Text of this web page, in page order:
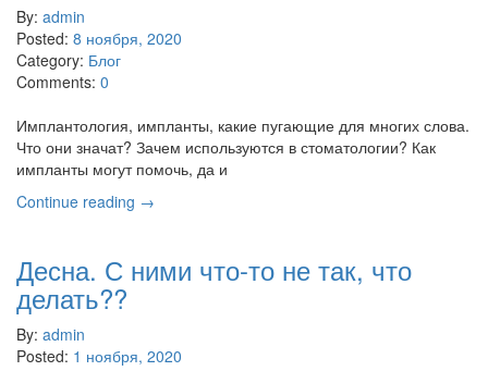
By: admin
Posted: 8 ноября, 2020
Category: Блог
Comments: 0
Имплантология, импланты, какие пугающие для многих слова.
Что они значат? Зачем используются в стоматологии? Как
импланты могут помочь, да и
Continue reading →
Десна. С ними что-то не так, что
делать??
By: admin
Posted: 1 ноября, 2020